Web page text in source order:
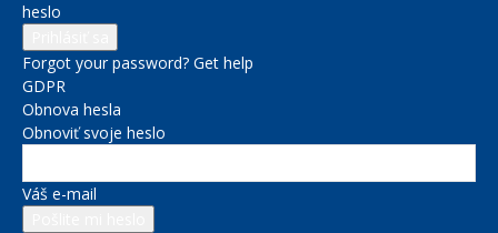
heslo
Forgot your password? Get help
GDPR
Obnova hesla
Obnoviť svoje heslo
Váš e-mail